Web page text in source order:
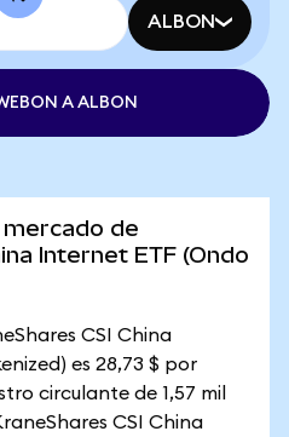
ALBON
A ALBON
de
Internet ETF (Ondo
CSI China
es 28,73 $ por
circulante de 1,57 mil
CSI China